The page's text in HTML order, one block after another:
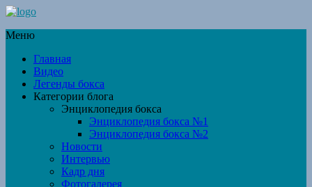
Меню
Главная
Видео
Легенды бокса
Категории блога
Энциклопедия бокса
Энциклопедия бокса №1
Энциклопедия бокса №2
Новости
Интервью
Кадр дня
Фотогалерея